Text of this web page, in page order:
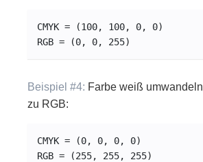
CMYK = (100, 100, 0, 0)
RGB = (0, 0, 255)
Beispiel #4: Farbe weiß umwandeln
zu RGB:
CMYK = (0, 0, 0, 0)
RGB = (255, 255, 255)